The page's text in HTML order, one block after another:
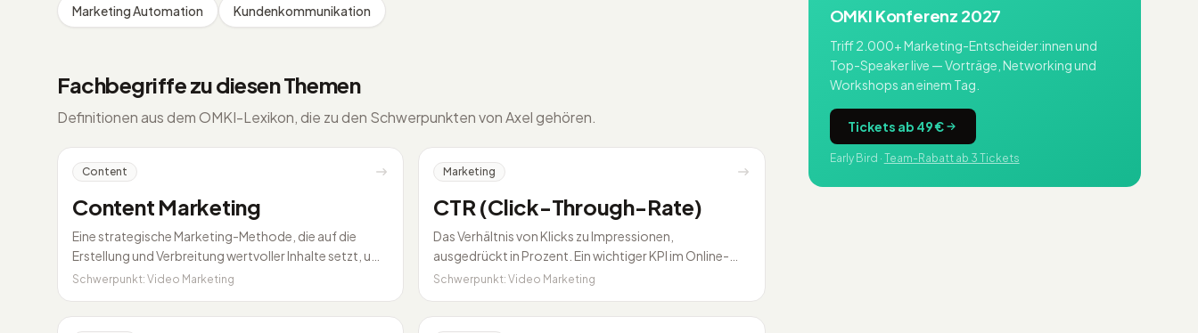
Marketing Automation Kundenkommunikation
Fachbegriffe zu diesen Themen
Definitionen aus dem OMKI-Lexikon, die zu den Schwerpunkten von Axel gehören.
Content
Content Marketing
Eine strategische Marketing-Methode, die auf die
Erstellung und Verbreitung wertvoller Inhalte setzt, um
Zielgruppen anzuziehen.
Schwerpunkt: Video Marketing
Marketing
CTR (Click-Through-Rate)
Das Verhältnis von Klicks zu Impressionen,
ausgedrückt in Prozent. Ein wichtiger KPI im Online-
Marketing.
Schwerpunkt: Video Marketing
OMKI Konferenz 2027
Triff 2.000+ Marketing-Entscheider:innen und
Top-Speaker live — Vorträge, Networking und
Workshops an einem Tag.
Tickets ab 49 €
Early Bird · Team-Rabatt ab 3 Tickets